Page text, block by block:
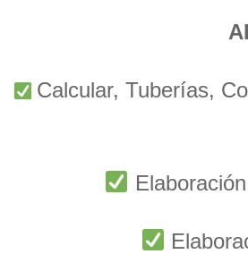
Calcular, Tuberías,